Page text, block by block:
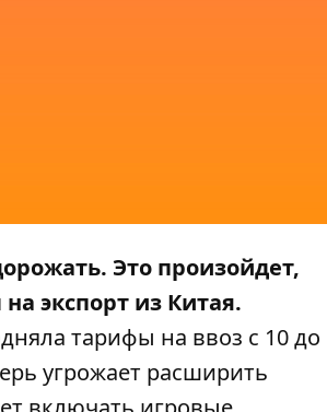
Это произойдет,
экспорт из Китая.
тарифы на ввоз с 10 до
угрожает расширить